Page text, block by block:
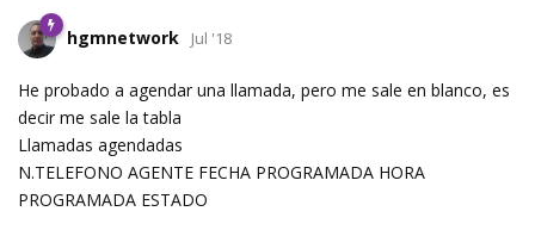
hgmnetwork Jul '18
He probado a agendar una llamada, pero me sale en blanco, es
decir me sale la tabla
Llamadas agendadas
N.TELEFONO AGENTE FECHA PROGRAMADA HORA
PROGRAMADA ESTADO